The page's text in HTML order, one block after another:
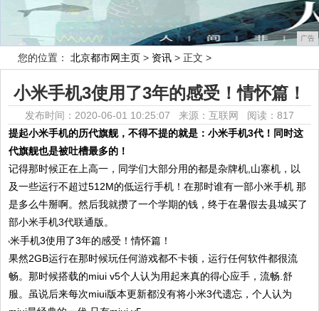
广告
您的位置： 北京都市网主页 > 资讯 > 正文 >
小米手机3使用了3年的感受！情怀篇！
发布时间：2020-06-01 10:25:07 来源：互联网 阅读：817
提起小米手机的历代旗舰，不得不提的就是：小米手机3代！同时这
代旗舰也是被吐槽最多的！
记得那时候正在上高一，同学们大部分用的都是杂牌机,山寨机，以
及一些运行不超过512M的低运行手机！在那时谁有一部小米手机 那
是多么牛掰啊。然后我就攒了一个学期的钱，终于在暑假去县城买了
部小米手机3代联通版。
果然2GB运行在那时候玩任何游戏都不卡顿，运行任何软件都很流
畅。那时候搭载的miui v5个人认为用起来真的得心应手，流畅.舒
服。虽说后来每次miui版本更新都没有将小米3代遗忘，个人认为